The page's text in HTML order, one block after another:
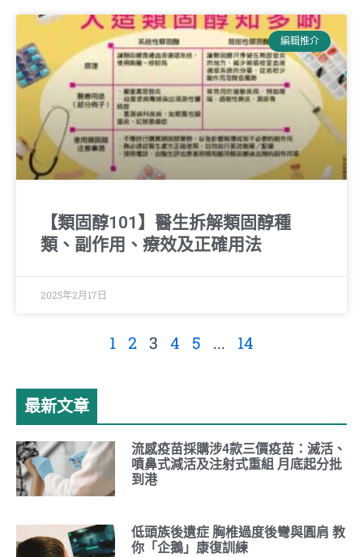
編輯推介
【類固醇101】醫生拆解類固醇種
類、副作用、療效及正確用法
2025年2月17日
1 2 3 4 5 ... 14
最新文章
流感疫苗採購涉4款三價疫苗：滅活、
噴鼻式減活及注射式重組 月底起分批
到港
低頭族後遺症 胸椎過度後彎與圓肩 教
你「企鵝」康復訓練